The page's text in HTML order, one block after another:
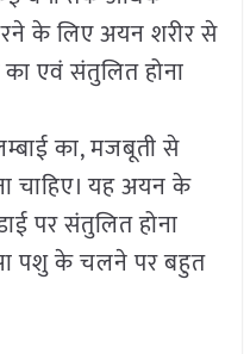
के लिए अयन शरीर से
एवं संतुलित होना
का, मजबूती से
चाहिए। यह अयन के
पर संतुलित होना
पशु के चलने पर बहुत